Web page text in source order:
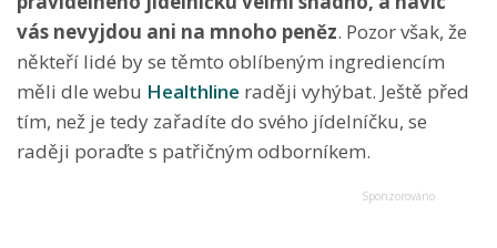
vás nevyjdou ani na mnoho peněz. Pozor však, že
někteří lidé by se těmto oblíbeným ingrediencím
měli dle webu Healthline raději vyhýbat. Ještě před
tím, než je tedy zařadíte do svého jídelníčku, se
raději poraďte s patřičným odborníkem.